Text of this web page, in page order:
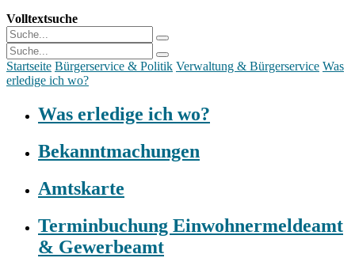
Volltextsuche
Startseite Bürgerservice & Politik Verwaltung & Bürgerservice Was
erledige ich wo?
Was erledige ich wo?
Bekanntmachungen
Amtskarte
Terminbuchung Einwohnermeldeamt
& Gewerbeamt